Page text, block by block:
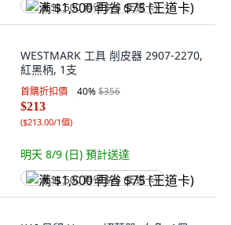
满 $1,500 再省 $75 (王道卡)
WESTMARK 工具 削皮器 2907-2270,
紅黑柄, 1支
首購折扣價 40%$356
$213
($213.00/1個)
明天 8/9 (日) 預計送達
满 $1,500 再省 $75 (王道卡)